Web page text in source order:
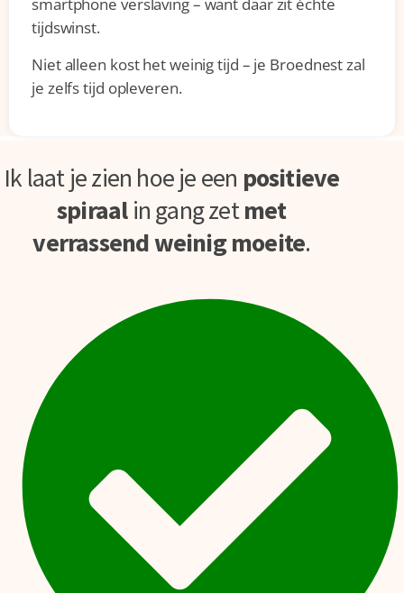
tijdswinst.
Niet alleen kost het weinig tijd – je Broednest zal
je zelfs tijd opleveren.
Ik laat je zien hoe je een positieve
spiraalin gang zetmet
verrassend weinig moeite.